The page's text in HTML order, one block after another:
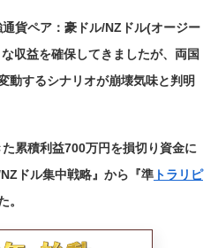
貨ペア：豪ドル/NZドル(オージー
収益を確保してきましたが、両国
動するシナリオが崩壊気味と判明
累積利益700万円を損切り資金に
ドル集中戦略』から『準 トラリピ
。